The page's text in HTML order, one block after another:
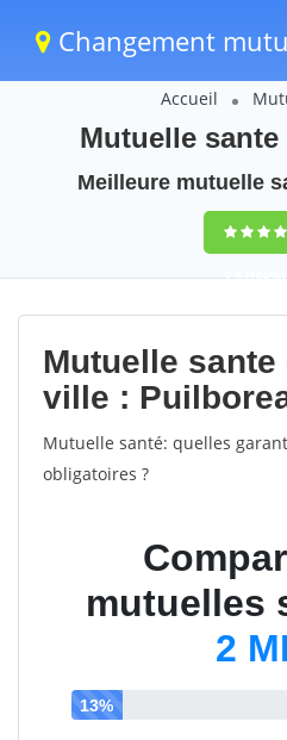
Changement
Accueil
Mutuelle
Meilleure mutuelle
9,5(100%)
votes
Mutuelle
ville :
Mutuelle santé: quelles
obligatoires ?